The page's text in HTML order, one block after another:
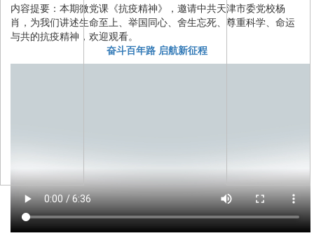
内容提要： 本期微党课《抗疫精神》，邀请中共天津市委党校杨
肖，为我们讲述生命至上、举国同心、舍生忘死、尊重科学、命运
与共的抗疫精神，欢迎观看。
奋斗百年路 启航新征程